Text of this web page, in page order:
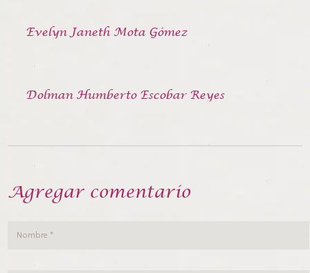
Evelyn Janeth Mota Gómez
Dolman Humberto Escobar Reyes
Agregar comentario